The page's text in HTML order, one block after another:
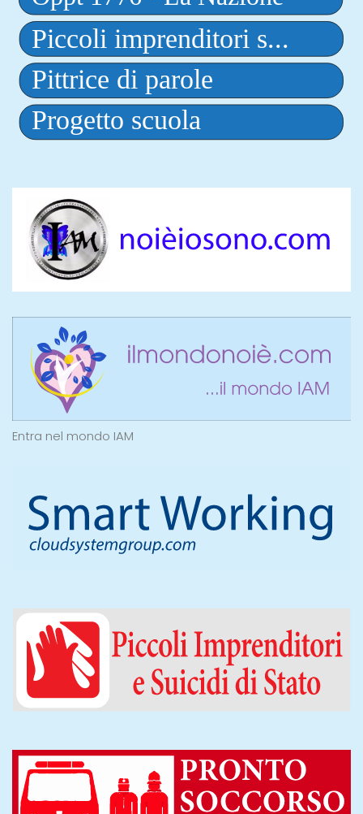
Entra nel mondo IAM